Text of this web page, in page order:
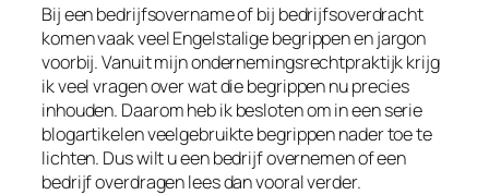
Bij een bedrijfsovername of bij bedrijfsoverdracht
komen vaak veel Engelstalige begrippen en jargon
voorbij. Vanuit mijn ondernemingsrechtpraktijk krijg
ik veel vragen over wat die begrippen nu precies
inhouden. Daarom heb ik besloten om in een serie
blogartikelen veelgebruikte begrippen nader toe te
lichten. Dus wilt u een bedrijf overnemen of een
bedrijf overdragen lees dan vooral verder.